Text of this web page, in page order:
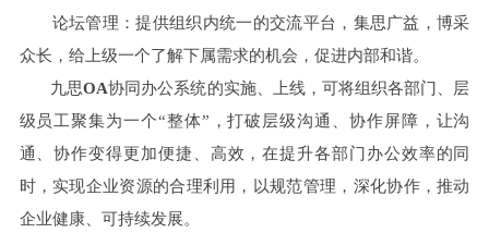
论坛管理：提供组织内统一的交流平台，集思广益，博采
众长，给上级一个了解下属需求的机会，促进内部和谐。
九思OA协同办公系统的实施、上线，可将组织各部门、层
级员工聚集为一个“整体”，打破层级沟通、协作屏障，让沟
通、协作变得更加便捷、高效，在提升各部门办公效率的同
时，实现企业资源的合理利用，以规范管理，深化协作，推动
企业健康、可持续发展。